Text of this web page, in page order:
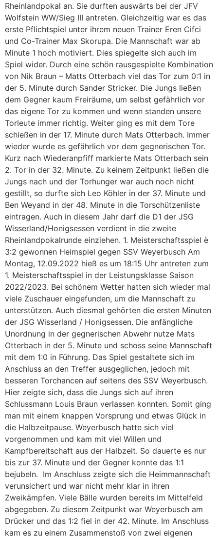
Rheinlandpokal an. Sie durften auswärts bei der JFV
Wolfstein WW/Sieg III antreten. Gleichzeitig war es das
erste Pflichtspiel unter ihrem neuen Trainer Eren Cifci
und Co-Trainer Max Skorupa. Die Mannschaft war ab
Minute 1 hoch motiviert. Dies spiegelte sich auch im
Spiel wider. Durch eine schön rausgespielte Kombination
von Nik Braun – Matts Otterbach viel das Tor zum 0:1 in
der 5. Minute durch Sander Stricker. Die Jungs ließen
dem Gegner kaum Freiräume, um selbst gefährlich vor
das eigene Tor zu kommen und wenn standen unsere
Torleute immer richtig. Weiter ging es mit dem Tore
schießen in der 17. Minute durch Mats Otterbach. Immer
wieder wurde es gefährlich vor dem gegnerischen Tor.
Kurz nach Wiederanpfiff markierte Mats Otterbach sein
2. Tor in der 32. Minute. Zu keinem Zeitpunkt ließen die
Jungs nach und der Torhunger war auch noch nicht
gestillt, so durfte sich Leo Köhler in der 37. Minute und
Ben Weyand in der 48. Minute in die Torschützenliste
eintragen. Auch in diesem Jahr darf die D1 der JSG
Wisserland/Honigsessen verdient in die zweite
Rheinlandpokalrunde einziehen. 1. Meisterschaftsspiel è
3:2 gewonnen Heimspiel gegen SSV Weyerbusch Am
Montag, 12.09.2022 hieß es um 18:15 Uhr antreten zum
1. Meisterschaftsspiel in der Leistungsklasse Saison
2022/2023. Bei schönem Wetter hatten sich wieder mal
viele Zuschauer eingefunden, um die Mannschaft zu
unterstützen. Auch diesmal gehörten die ersten Minuten
der JSG Wisserland / Honigsessen. Die anfängliche
Unordnung in der gegnerischen Abwehr nutze Mats
Otterbach in der 5. Minute und schoss seine Mannschaft
mit dem 1:0 in Führung. Das Spiel gestaltete sich im
Anschluss an den Treffer ausgeglichen, jedoch mit
besseren Torchancen auf seitens des SSV Weyerbusch.
Hier zeigte sich, dass die Jungs sich auf ihren
Schlussmann Louis Braun verlassen konnten. Somit ging
man mit einem knappen Vorsprung und etwas Glück in
die Halbzeitpause. Weyerbusch hatte sich viel
vorgenommen und kam mit viel Willen und
Kampfbereitschaft aus der Halbzeit. So dauerte es nur
bis zur 37. Minute und der Gegner konnte das 1:1
bejubeln. Im Anschluss zeigte sich die Heimmannschaft
verunsichert und war nicht mehr klar in ihren
Zweikämpfen. Viele Bälle wurden bereits im Mittelfeld
abgegeben. Zu diesem Zeitpunkt war Weyerbusch am
Drücker und das 1:2 fiel in der 42. Minute. Im Anschluss
kam es zu einem Zusammenstoß von zwei eigenen